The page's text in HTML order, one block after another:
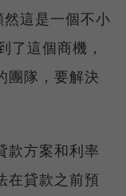
這是一個不小
這個商機，
團隊，要解決
款方案和利率
在貸款之前預